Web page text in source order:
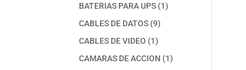
BATERIAS PARA UPS 11
CABLES DE DATOS 99
CABLES DE VIDEO 11
producto
CAMARAS DE ACCION 11